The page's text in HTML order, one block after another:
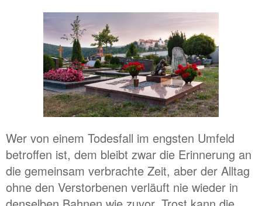
Wer von einem Todesfall im engsten Umfeld
betroffen ist, dem bleibt zwar die Erinnerung an
die gemeinsam verbrachte Zeit, aber der Alltag
ohne den Verstorbenen verläuft nie wieder in